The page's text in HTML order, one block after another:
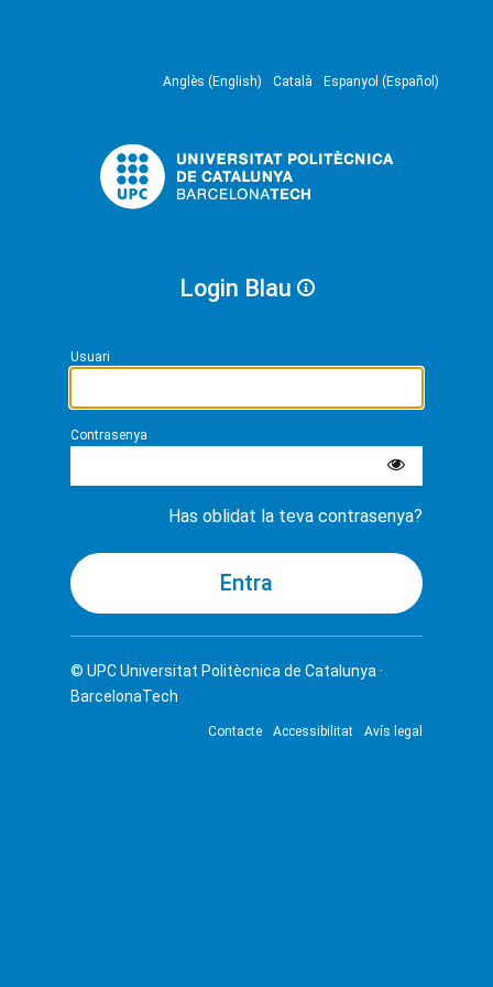
Anglès (English) Català Espanyol (Español)
Login Blau
Usuari
Contrasenya
Has oblidat la teva contrasenya?
© UPCUniversitat Politècnica de Catalunya ·
BarcelonaTech
Contacte Accessibilitat Avís legal